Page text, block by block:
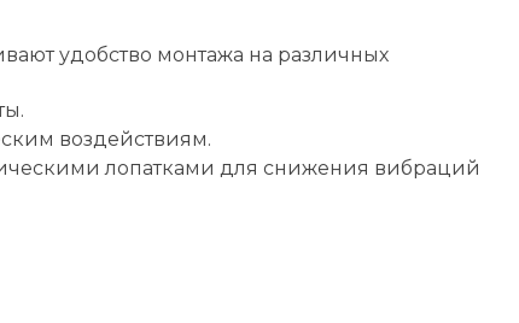
удобство монтажа на различных
воздействиям.
лопатками для снижения вибраций